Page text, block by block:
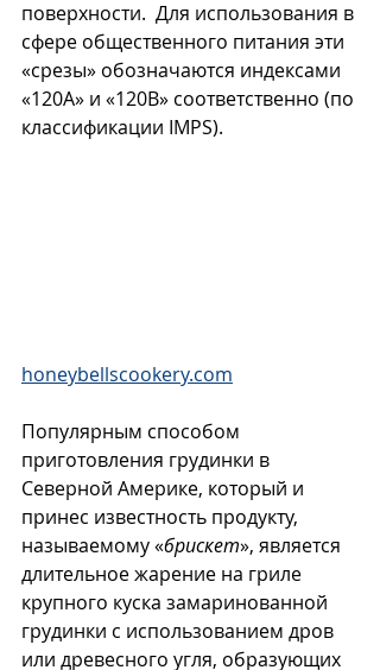
поверхности.  Для использования в
сфере общественного питания эти
«срезы» обозначаются индексами
«120A» и «120B» соответственно (по
классификации IMPS).
honeybellscookery.com
Популярным способом
приготовления грудинки в
Северной Америке, который и
принес известность продукту,
называемому «брискет», является
длительное жарение на гриле
крупного куска замаринованной
грудинки с использованием дров
или древесного угля, образующих